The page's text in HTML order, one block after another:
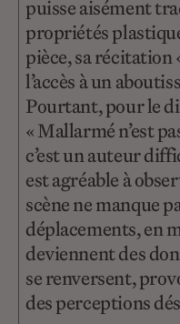
puisse aisément
propriétés
pièce, sa récitation
l’accès à un
Pourtant, pour le
« Mallarmé n’est
c’est un auteur
est agréable à
scène ne manque
déplacements, en
deviennent des
se renversent,
des perceptions